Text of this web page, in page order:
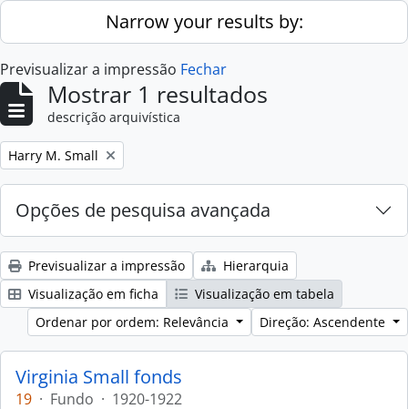
Skip to main contentNarrow your results by:
Previsualizar a impressão Fechar
Mostrar 1 resultados
descrição arquivística
Remove filter:
Harry M. Small
Opções de pesquisa avançada
Previsualizar a impressão
Hierarquia
Visualização em ficha
Visualização em tabela
Ordenar por ordem: Relevância
Direção: Ascendente
Virginia Small fonds
19 · Fundo · 1920-1922